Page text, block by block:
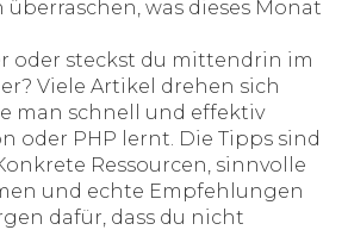
überraschen, was dieses Monat
oder steckst du mittendrin im
Viele Artikel drehen sich
man schnell und effektiv
oder PHP lernt. Die Tipps sind
Ressourcen, sinnvolle
und echte Empfehlungen
dafür, dass du nicht